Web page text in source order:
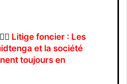
Litige foncier : Les
et la société
toujours en